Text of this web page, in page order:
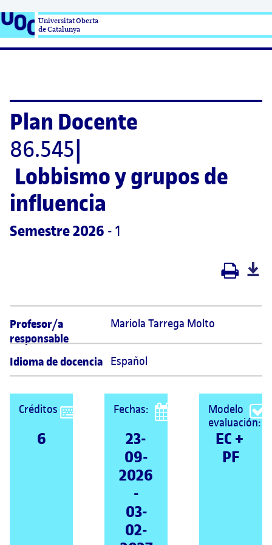
Universitat Oberta
de Catalunya
Plan Docente
86.545
Lobbismo y grupos de
influencia
Semestre 2026 - 1
Profesor/a
responsable
Mariola Tarrega Molto
Idioma de docencia Español
Créditos
6
Fechas:
23-
09-
2026
-
03-
02-
Modelo
evaluación:
EC +
PF